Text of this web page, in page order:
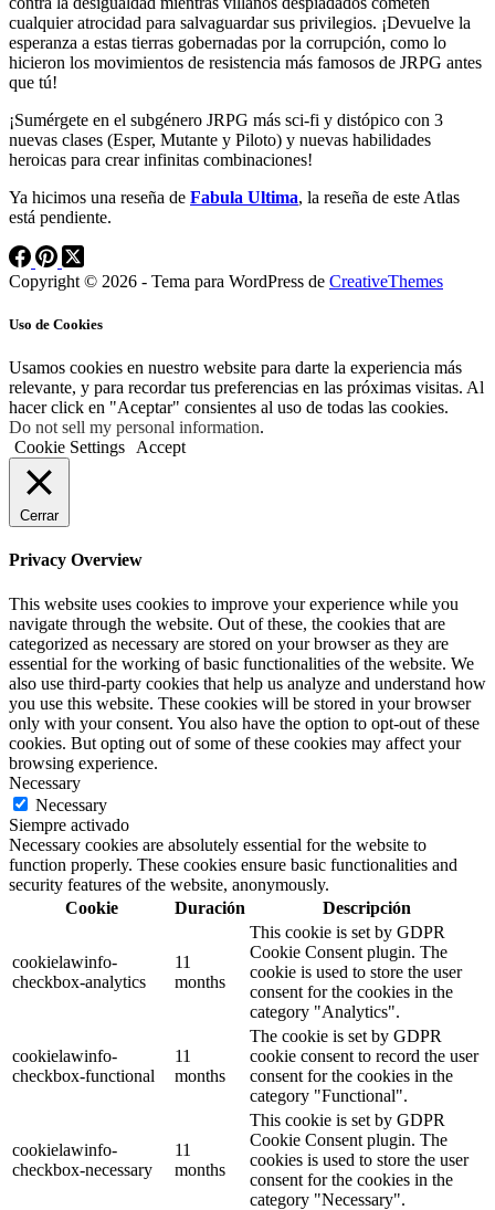
cualquier atrocidad para salvaguardar sus privilegios. ¡Devuelve la
esperanza a estas tierras gobernadas por la corrupción, como lo
hicieron los movimientos de resistencia más famosos de JRPG antes
que tú!
¡Sumérgete en el subgénero JRPG más sci-fi y distópico con 3
nuevas clases (Esper, Mutante y Piloto) y nuevas habilidades
heroicas para crear infinitas combinaciones!
Ya hicimos una reseña de Fabula Ultima, la reseña de este Atlas
está pendiente.
Copyright © 2026 - Tema para WordPress de CreativeThemes
Uso de Cookies
Usamos cookies en nuestro website para darte la experiencia más
relevante, y para recordar tus preferencias en las próximas visitas. Al
hacer click en "Aceptar" consientes al uso de todas las cookies.
Do not sell my personal information.
Cookie Settings
Accept
Cerrar
Privacy Overview
This website uses cookies to improve your experience while you
navigate through the website. Out of these, the cookies that are
categorized as necessary are stored on your browser as they are
essential for the working of basic functionalities of the website. We
also use third-party cookies that help us analyze and understand how
you use this website. These cookies will be stored in your browser
only with your consent. You also have the option to opt-out of these
cookies. But opting out of some of these cookies may affect your
browsing experience.
Necessary
Necessary
Siempre activado
Necessary cookies are absolutely essential for the website to
function properly. These cookies ensure basic functionalities and
security features of the website, anonymously.
Cookie
Duración Descripción
cookielawinfo-
checkbox-analytics
11
months
This cookie is set by GDPR
Cookie Consent plugin. The
cookie is used to store the user
consent for the cookies in the
category "Analytics".
cookielawinfo-
checkbox-functional
11
months
The cookie is set by GDPR
cookie consent to record the user
consent for the cookies in the
category "Functional".
cookielawinfo-
checkbox-necessary
11
months
This cookie is set by GDPR
Cookie Consent plugin. The
cookies is used to store the user
consent for the cookies in the
category "Necessary".